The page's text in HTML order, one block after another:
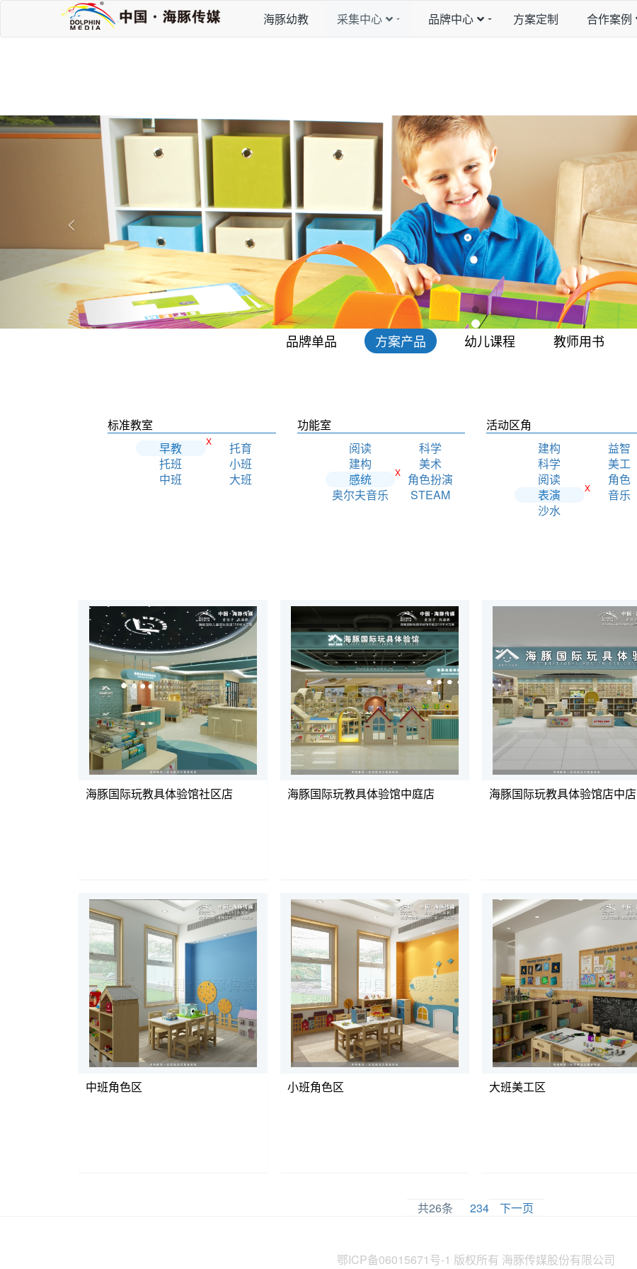
海豚幼教 采集中心 品牌中心 方案定制 合作案例
<
P
r
o
s
品牌单品 方案产品 幼儿课程 教师用书
标准教室
早教
X
托育
托班
小班
中班
大班
功能室
阅读
科学
建构
美术
感统
X
角色扮演
奥尔夫音乐
STEAM
活动区角
建构
益智
科学
美工
阅读
角色
表演
X
音乐
沙水
海豚国际玩教具体验馆社区店 海豚国际玩教具体验馆中庭店 海豚国际玩教具体验馆店中店
中班角色区 小班角色区 大班美工区
共26条 234 下一页
鄂ICP备06015671号-1 版权所有 海豚传媒股份有限公司